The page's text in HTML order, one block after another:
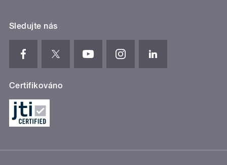
Sledujte nás
Certifikováno